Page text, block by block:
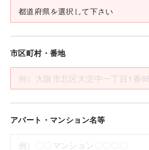
市区町村・番地
アパート・マンション名等